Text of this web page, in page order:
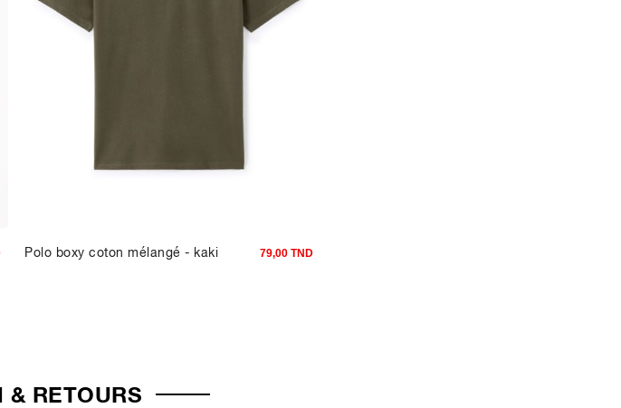
Polo boxy coton mélangé - kaki 79,00 TND
& RETOURS